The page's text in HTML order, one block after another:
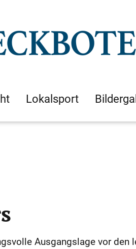
Lokalsport
Ausgangslage vor den